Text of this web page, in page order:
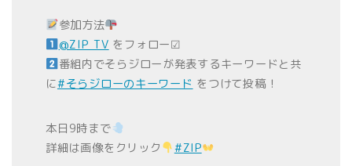
参加方法
@ZIP_TV をフォロー☑
番組内でそらジローが発表するキーワードと共
に#そらジローのキーワード をつけて投稿！
本日9時まで
詳細は画像をクリック
#ZIP